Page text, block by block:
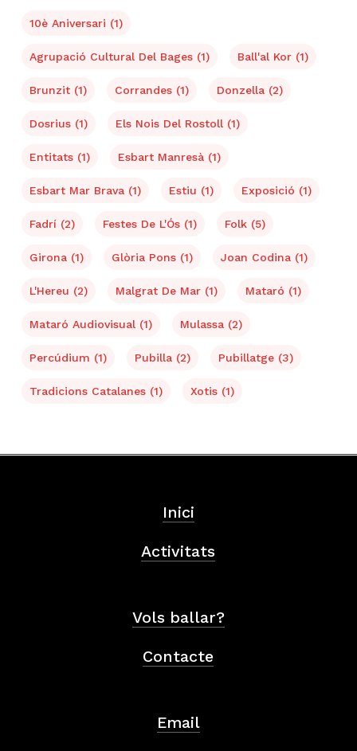
10è Aniversari (1)
Agrupació Cultural Del Bages(1) Ball'al Kor(1)
Brunzit(1) Corrandes(1) Donzella(2)
Dosrius(1) Els Nois Del Rostoll(1)
Entitats(1) Esbart Manresà(1)
Esbart Mar Brava(1) Estiu (1) Exposició (1)
Fadrí (2) Festes De L'Ós(1) Folk(5)
Girona(1) Glòria Pons(1) Joan Codina(1)
L'Hereu (2) Malgrat De Mar(1) Mataró (1)
Mataró Audiovisual(1) Mulassa(2)
Percúdium (1) Pubilla(2) Pubillatge(3)
Tradicions Catalanes(1) Xotis(1)
Inici
Activitats
Vols ballar?
Contacte
Email